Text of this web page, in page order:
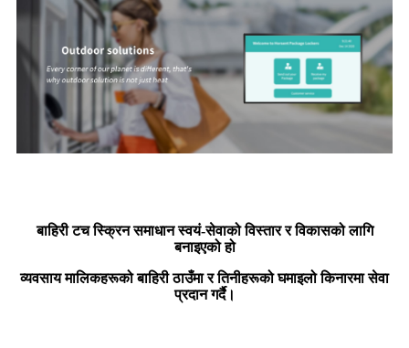
बाहिरी टच स्क्रिन समाधान स्वयं-सेवाको विस्तार र विकासको लागि
बनाइएको हो
व्यवसाय मालिकहरूको बाहिरी ठाउँमा र तिनीहरूको घमाइलो किनारमा सेवा
प्रदान गर्दै।